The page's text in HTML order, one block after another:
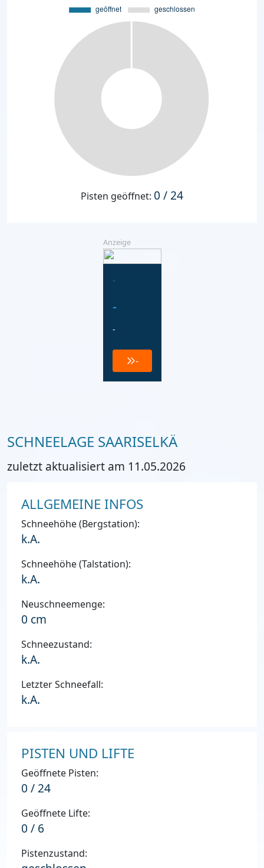
Pisten geöffnet: 0 / 24
Anzeige
-
-
-
-
SCHNEELAGE SAARISELKÄ
zuletzt aktualisiert am 11.05.2026
ALLGEMEINE INFOS
Schneehöhe (Bergstation):
k.A.
Schneehöhe (Talstation):
k.A.
Neuschneemenge:
0 cm
Schneezustand:
k.A.
Letzter Schneefall:
k.A.
PISTEN UND LIFTE
Geöffnete Pisten:
0 / 24
Geöffnete Lifte:
0 / 6
Pistenzustand: